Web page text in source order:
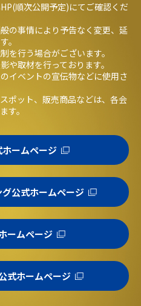
順次公開予定)にてご確認くだ
の事情により予告なく変更、延
。
を行う場合がございます。
や取材を行っております。
イベントの宣伝物などに使用さ
ポット、販売商品などは、各会
す。
ームページ
公式ホームページ
ームページ
式ホームページ